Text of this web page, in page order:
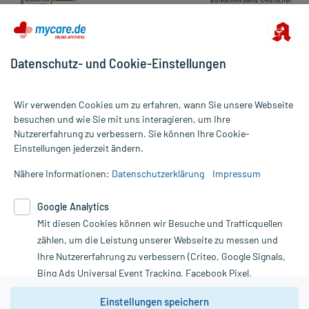
Alle Preise gelten inkl. MwSt., ggf. zzgl. Versandkosten
Informationen auf dieser Website werden ausschließlich für
die Untersuchung und Behandlung durch einen Arzt. Bitte
Therapien eingeleitet werden können. | Diese Webseite benutzt
Google Analytics. Lesen Sie bitte dazu die wichtigen Hinweise in
unserer Datenschutzerklärung. Für den Widerruf einer Bestellung
nutzen Sie das Formular:
Vertrag widerrufen
Datenschutz- und Cookie-Einstellungen
Wir verwenden Cookies um zu erfahren, wann Sie unsere Webseite
besuchen und wie Sie mit uns interagieren, um Ihre
Nutzererfahrung zu verbessern. Sie können Ihre Cookie-
Einstellungen jederzeit ändern.
Nähere Informationen: Datenschutzerklärung Impressum
Google Analytics
Mit diesen Cookies können wir Besuche und Trafficquellen
zählen, um die Leistung unserer Webseite zu messen und
Ihre Nutzererfahrung zu verbessern (Criteo, Google Signals,
Bing Ads Universal Event Tracking, Facebook Pixel,
Youtube-Social Plugin).
Einstellungen speichern